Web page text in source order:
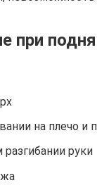
на плечо
руки